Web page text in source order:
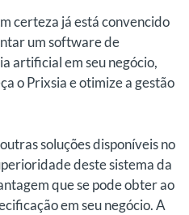
certeza já está convencido
um software de
artificial em seu negócio,
o Prixsia e otimize a gestão
soluções disponíveis no
deste sistema da
que se pode obter ao
em seu negócio. A